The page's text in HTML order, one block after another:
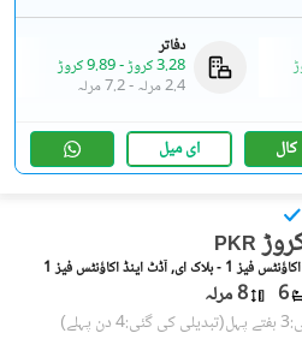
دفاتر
3.28 کروڑ
-9.89 کروڑ
2.4 مرلہ
-7.2 مرلہ
کال ای میل
PKR
ای, آڈٹ اینڈ اکاؤنٹس فیز 1
6 8 مرلہ
(تبدیلی کی گئی:4 دن پہلے)